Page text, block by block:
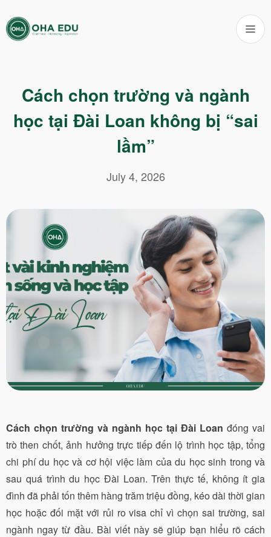
Cách chọn trường và ngành
học tại Đài Loan không bị “sai
lầm”
July 4, 2026
Cách chọn trường và ngành học tại Đài Loan đóng vai
trò then chốt, ảnh hưởng trực tiếp đến lộ trình học tập, tổng
chi phí du học và cơ hội việc làm của du học sinh trong và
sau quá trình du học Đài Loan. Trên thực tế, không ít gia
đình đã phải tốn thêm hàng trăm triệu đồng, kéo dài thời gian
học hoặc đối mặt với rủi ro visa chỉ vì chọn sai trường, sai
ngành ngay từ đầu. Bài viết này sẽ giúp bạn hiểu rõ cách